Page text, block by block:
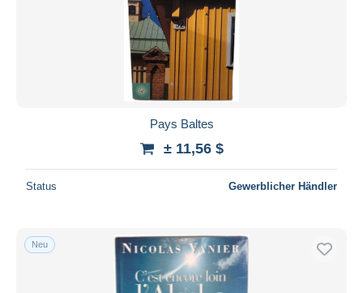
Pays Baltes
± 11,56 $
Status Gewerblicher Händler
Neu